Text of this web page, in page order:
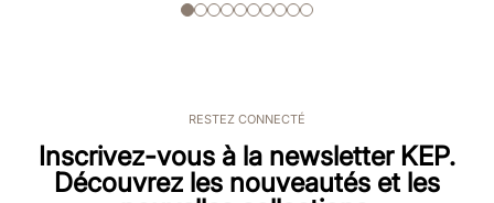
RESTEZ CONNECTÉ
Inscrivez-vous à la newsletter KEP.
Découvrez les nouveautés et les